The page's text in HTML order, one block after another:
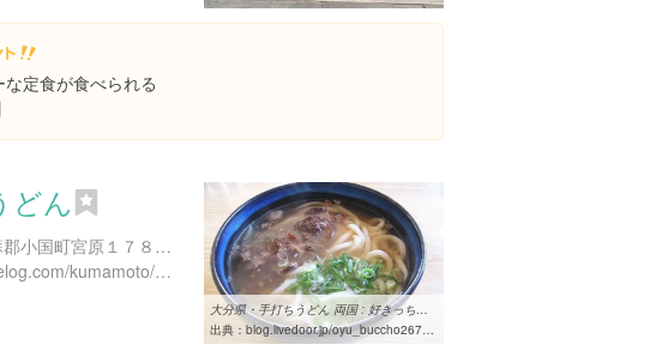
定食が食べられる
どん
熊本県阿蘇郡小国町宮原１７８９-４
https://tabelog.com/kumamoto/A4302/A430203/43005568/
大分県・手打ちうどん 両国 : 好きっちゃ!! 温泉
出典： blog.livedoor.jp/oyu_buccho2675/archives/1523767.html